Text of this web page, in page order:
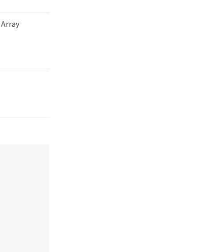
Array